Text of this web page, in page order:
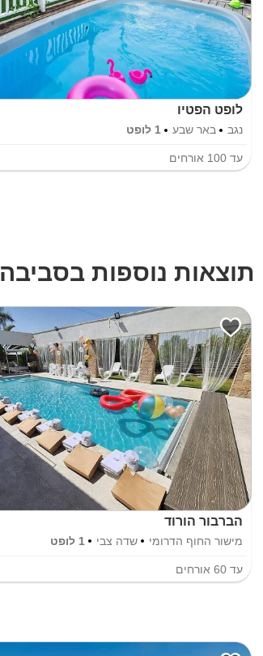
לופט הפטיו
נגב באר שבע 1 לופט
עד 100 אורחים
תוצאות נוספות בסביבה
הברבור הורוד
מישור החוף הדרומי שדה צבי 1 לופט
עד 60 אורחים